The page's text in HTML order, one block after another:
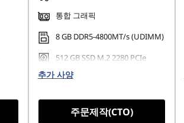
통합 그래픽
8 GB DDR5-4800MT/s (UDIMM)
512 GB SSD M.2 2280 PCIe
추가 사양
주문제작(CTO)